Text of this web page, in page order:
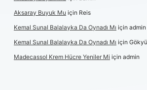
Aksaray Buyuk Mu için Reis
Kemal Sunal Balalayka Da Oynadı Mı için admin
Kemal Sunal Balalayka Da Oynadı Mı için
Madecassol Krem Hücre Yeniler Mi için admin